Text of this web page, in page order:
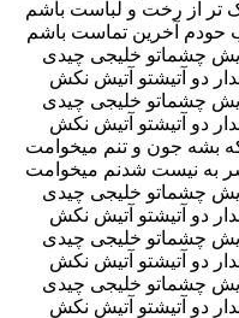
تر از رخت و لباست باشم
حودم آخرین تماست باشم
چشماتو خلیجی چیدی
دو آتیشتو آتیش نکش
چشماتو خلیجی چیدی
دو آتیشتو آتیش نکش
بشه جون و تنم میخوامت
به نیست شدنم میخوامت
چشماتو خلیجی چیدی
دو آتیشتو آتیش نکش
چشماتو خلیجی چیدی
دو آتیشتو آتیش نکش
چشماتو خلیجی چیدی
دو آتیشتو آتیش نکش